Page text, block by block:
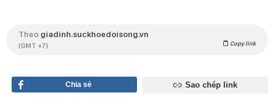
Theo giadinh.suckhoedoisong.vn
(GMT +7) Copy link
Chia sẻ Sao chép link